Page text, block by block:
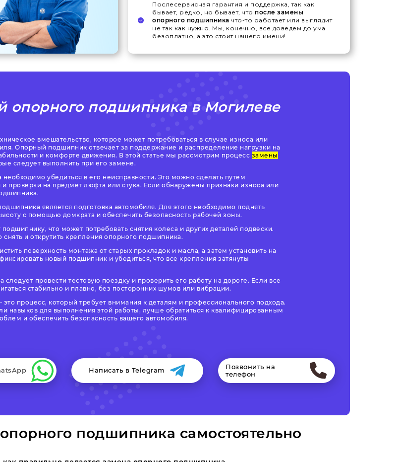
Послесервисная гарантия и поддержка, так как
бывает, редко, но бывает, что после замены
опорного подшипника что-то работает или выглядит
не так как нужно. Мы, конечно, все доведем до ума
безоплатно, а это стоит нашего имени!
опорного подшипника в Могилеве
вмешательство, которое может потребоваться в случае износа или
Опорный подшипник отвечает за поддержание и распределение нагрузки на
и комфорте движения. В этой статье мы рассмотрим процесс замены
следует выполнить при его замене.
убедиться в его неисправности. Это можно сделать путем
проверки на предмет люфта или стука. Если обнаружены признаки износа или
является подготовка автомобиля. Для этого необходимо поднять
с помощью домкрата и обеспечить безопасность рабочей зоны.
что может потребовать снятия колеса и других деталей подвески.
и открутить крепления опорного подшипника.
поверхность монтажа от старых прокладок и масла, а затем установить на
новый подшипник и убедиться, что все крепления затянуты
провести тестовую поездку и проверить его работу на дороге. Если все
стабильно и плавно, без посторонних шумов или вибрации.
процесс, который требует внимания к деталям и профессионального подхода.
навыков для выполнения этой работы, лучше обратиться к квалифицированным
и обеспечить безопасность вашего автомобиля.
Написать в Telegram
Позвонить на
телефон
подшипника самостоятельно